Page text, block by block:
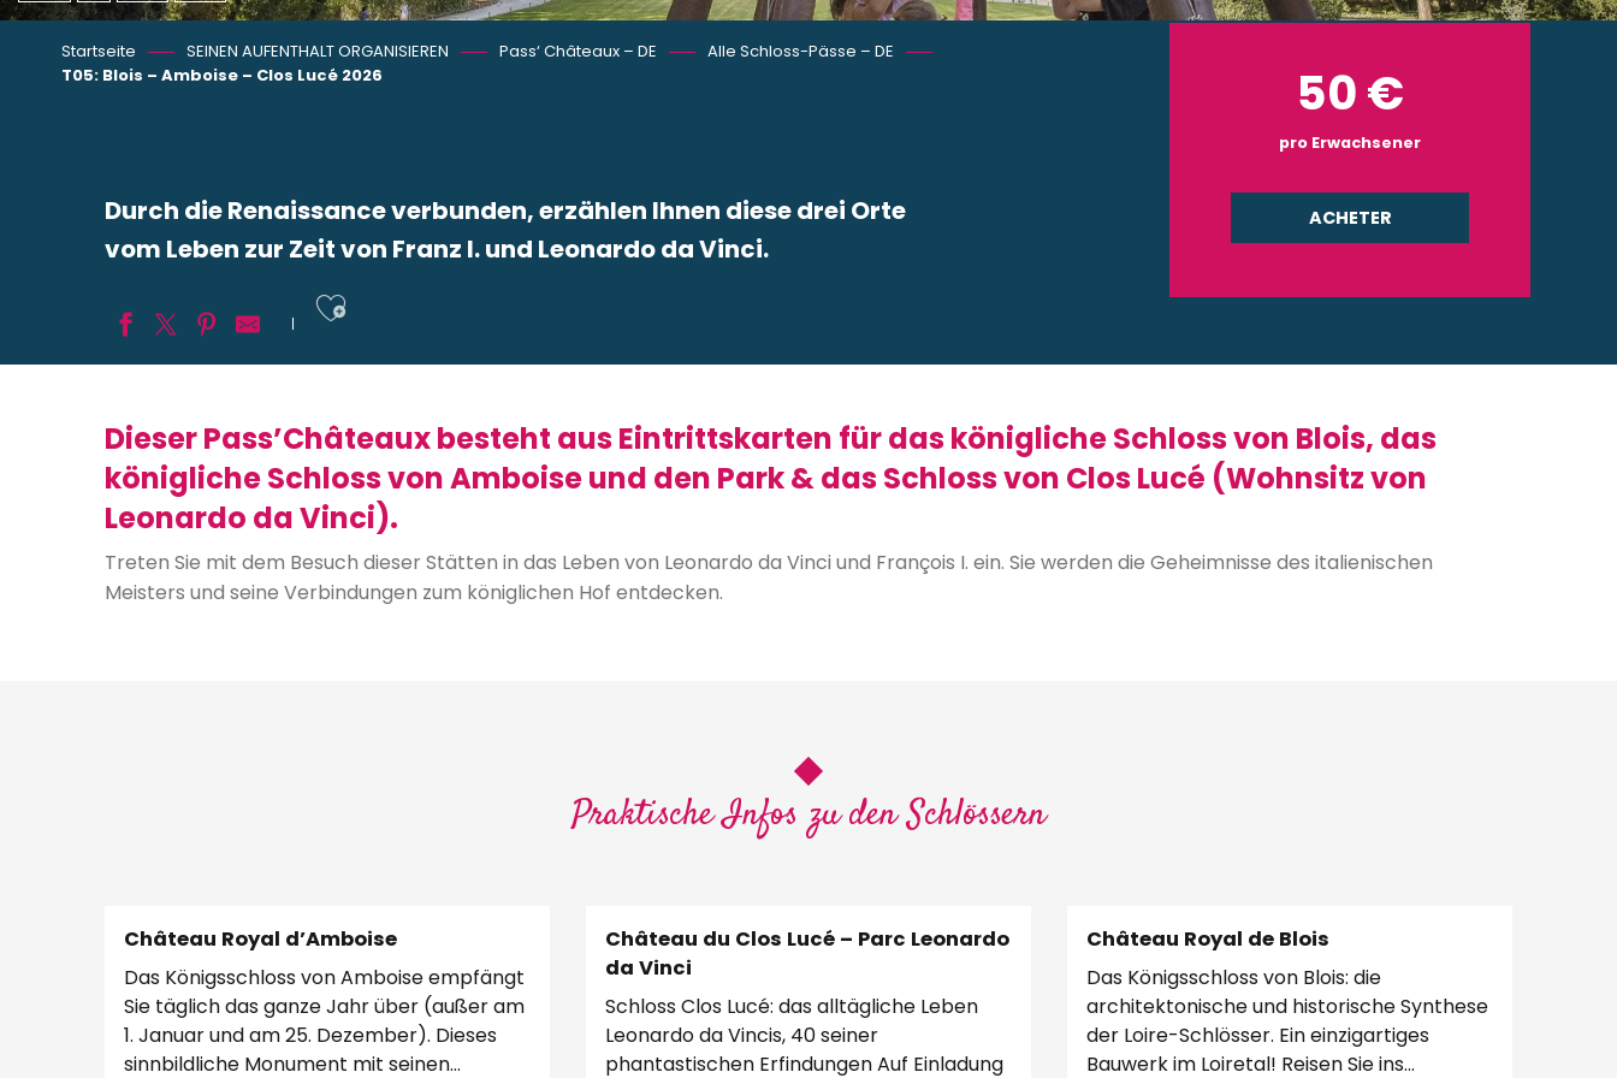
Startseite SEINEN AUFENTHALT ORGANISIEREN Pass‘ Châteaux – DE
Alle Schloss-Pässe – DE
T05: Blois – Amboise – Clos Lucé 2026
Durch die Renaissance verbunden, erzählen Ihnen diese drei Orte
vom Leben zur Zeit von Franz I. und Leonardo da Vinci.
Ajouter aux favoris
50€
pro Erwachsener
ACHETER
Dieser Pass’Châteaux besteht aus Eintrittskarten für das königliche Schloss von Blois, das
königliche Schloss von Amboise und den Park & das Schloss von Clos Lucé (Wohnsitz von
Leonardo da Vinci).
Treten Sie mit dem Besuch dieser Stätten in das Leben von Leonardo da Vinci und François I. ein. Sie werden die Geheimnisse des italienischen
Meisters und seine Verbindungen zum königlichen Hof entdecken.
Praktische Infos zu den Schlössern
Château Royal d’Amboise
Das Königsschloss von Amboise empfängt
Sie täglich das ganze Jahr über (außer am
1. Januar und am 25. Dezember). Dieses
sinnbildliche Monument mit seinen
Château du Clos Lucé – Parc Leonardo
da Vinci
Schloss Clos Lucé: das alltägliche Leben
Leonardo da Vincis, 40 seiner
phantastischen Erfindungen Auf Einladung
Château Royal de Blois
Das Königsschloss von Blois: die
architektonische und historische Synthese
der Loire-Schlösser. Ein einzigartiges
Bauwerk im Loiretal! Reisen Sie ins